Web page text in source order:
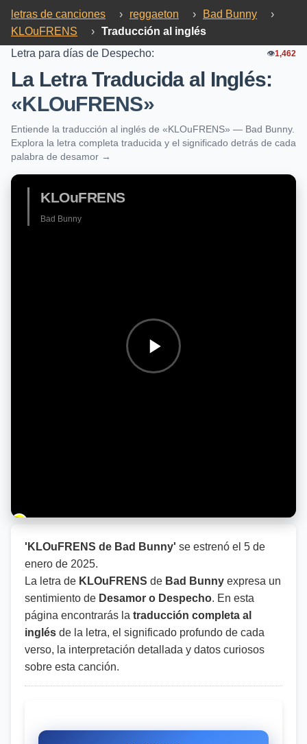
letras de canciones › reggaeton › Bad Bunny
›
KLOuFRENS
› Traducción al inglés
Letra para días de Despecho:
👁️1,462
La Letra Traducida al Inglés:
«KLOuFRENS»
Entiende la traducción al inglés de «KLOuFRENS» — Bad Bunny.
Explora la letra completa traducida y el significado detrás de cada
palabra de desamor →
KLOuFRENS
Bad Bunny
Barra de progreso de la reproducción
'KLOuFRENS de Bad Bunny' se estrenó el 5 de
enero de 2025.
La letra de KLOuFRENS de Bad Bunny expresa un
sentimiento de Desamor o Despecho. En esta
página encontrarás la traducción completa al
inglés de la letra, el significado profundo de cada
verso, la interpretación detallada y datos curiosos
sobre esta canción.